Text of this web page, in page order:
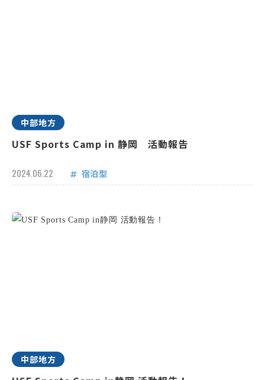
中部地方
USF Sports Camp in 静岡 活動報告
2024.06.22 宿泊型
中部地方